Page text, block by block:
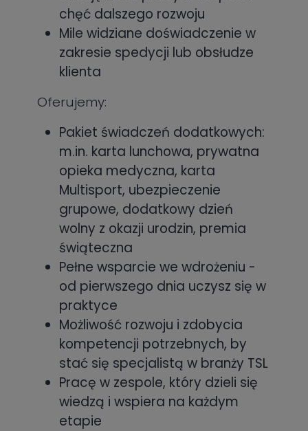
chęć dalszego rozwoju
Mile widziane doświadczenie w
zakresie spedycji lub obsłudze
klienta
Oferujemy:
Pakiet świadczeń dodatkowych:
m.in. karta lunchowa, prywatna
opieka medyczna, karta
Multisport, ubezpieczenie
grupowe, dodatkowy dzień
wolny z okazji urodzin, premia
świąteczna
Pełne wsparcie we wdrożeniu -
od pierwszego dnia uczysz się w
praktyce
Możliwość rozwoju i zdobycia
kompetencji potrzebnych, by
stać się specjalistą w branży TSL
Pracę w zespole, który dzieli się
wiedzą i wspiera na każdym
etapie